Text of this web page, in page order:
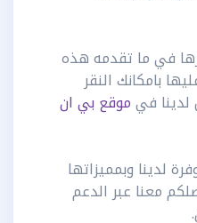
في ما تقدمه هذه
بامكانك النقر
فيموقع بي ان
لدينا وبمميزاتها
معنا عبر الدعم